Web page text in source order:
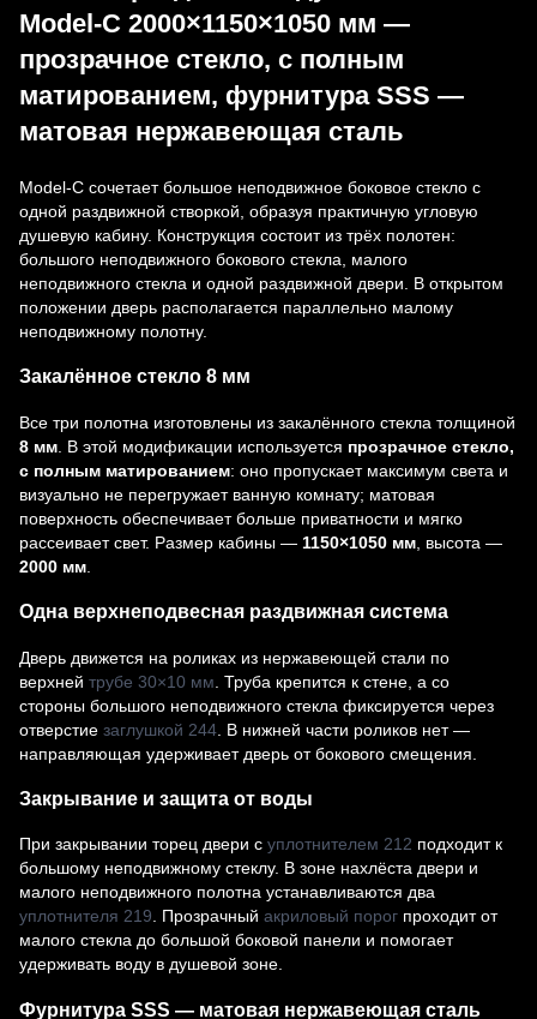
Model-C 2000×1150×1050 мм —
прозрачное стекло, с полным
матированием, фурнитура SSS —
матовая нержавеющая сталь
Model-C сочетает большое неподвижное боковое стекло с
одной раздвижной створкой, образуя практичную угловую
душевую кабину. Конструкция состоит из трёх полотен:
большого неподвижного бокового стекла, малого
неподвижного стекла и одной раздвижной двери. В открытом
положении дверь располагается параллельно малому
неподвижному полотну.
Закалённое стекло 8 мм
Все три полотна изготовлены из закалённого стекла толщиной
8 мм . В этой модификации используется прозрачное стекло,
с полным матированием: оно пропускает максимум света и
визуально не перегружает ванную комнату; матовая
поверхность обеспечивает больше приватности и мягко
рассеивает свет. Размер кабины — 1150×1050 мм , высота —
2000 мм
Одна верхнеподвесная раздвижная система
Дверь движется на роликах из нержавеющей стали по
верхней трубе 30×10 мм . Труба крепится к стене, а со
стороны большого неподвижного стекла фиксируется через
отверстие заглушкой 244 . В нижней части роликов нет —
направляющая удерживает дверь от бокового смещения.
Закрывание и защита от воды
При закрывании торец двери с уплотнителем 212 подходит к
большому неподвижному стеклу. В зоне нахлёста двери и
малого неподвижного полотна устанавливаются два
уплотнителя 219. Прозрачный акриловый порог проходит от
малого стекла до большой боковой панели и помогает
удерживать воду в душевой зоне.
Фурнитура SSS — матовая нержавеющая сталь